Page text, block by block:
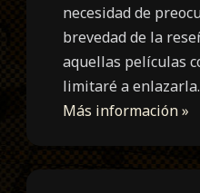
necesidad de
brevedad de la
aquellas películas
limitaré a enlazarla.
Más información »